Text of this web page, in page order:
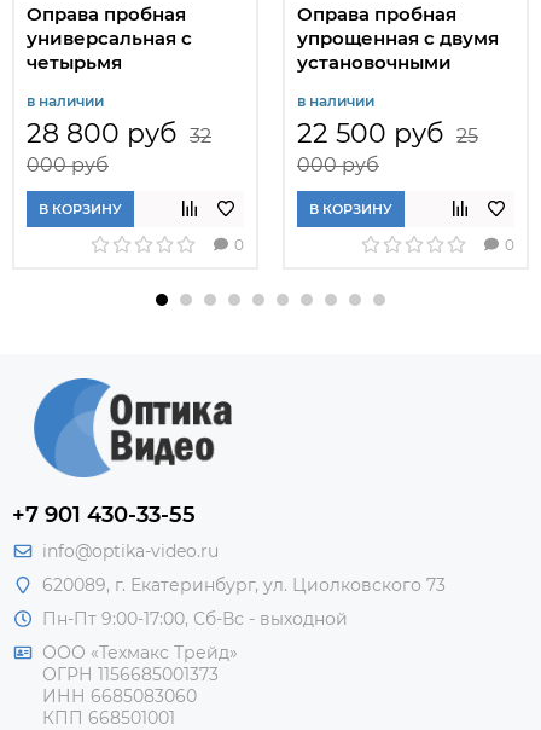
Оправа пробная
универсальная с
четырьмя
местами для пробных
очковых линз
ОПОЛ-4-«СПб»
в наличии
28 800 руб 32
000 руб
В КОРЗИНУ
0
Оправа пробная
упрощенная с двумя
установочными
очковых линз
ОПОЛ-2-«СПб»
в наличии
22 500 руб 25
000 руб
В КОРЗИНУ
0
+7 901 430-33-55
info@optika-video.ru
620089, г. Екатеринбург, ул. Циолковского 73
Пн-Пт 9:00-17:00, Сб-Вс - выходной
ООО «Техмакс Трейд»
ОГРН 1156685001373
ИНН 6685083060
КПП 668501001